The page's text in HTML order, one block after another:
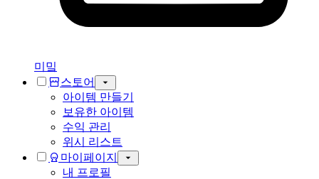
미밐
스토어
아이템 만들기
보유한 아이템
수익 관리
위시 리스트
마이페이지
내 프로필